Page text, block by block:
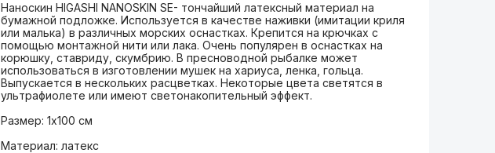
Наноскин HIGASHI NANOSKIN SE- тончайший латексный материал на
бумажной подложке. Используется в качестве наживки (имитации криля
или малька) в различных морских оснастках. Крепится на крючках с
помощью монтажной нити или лака. Очень популярен в оснастках на
корюшку, ставриду, скумбрию. В пресноводной рыбалке может
использоваться в изготовлении мушек на хариуса, ленка, гольца.
Выпускается в нескольких расцветках. Некоторые цвета светятся в
ультрафиолете или имеют светонакопительный эффект.
Размер: 1х100 см
Материал: латекс